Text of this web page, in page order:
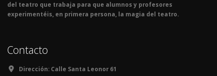
del teatro que trabaja para que alumnos y profesores
experimentéis, en primera persona, la magia del teatro.
Contacto
Dirección: Calle Santa Leonor 61